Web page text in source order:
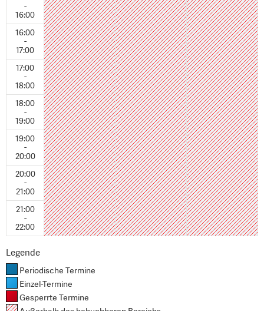
-
16:00
16:00
-
17:00
17:00
-
18:00
18:00
-
19:00
19:00
-
20:00
20:00
-
21:00
21:00
-
22:00
Legende
Periodische Termine
Einzel-Termine
Gesperrte Termine